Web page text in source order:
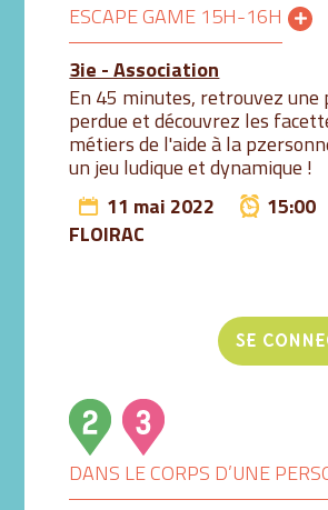
ESCAPE GAME 15H-16H
3ie - Association
En 45 minutes, retrouvez une
perdue et découvrez les
métiers de l'aide à la
un jeu ludique et dynamique !
11 mai 2022
15:00
FLOIRAC
SE